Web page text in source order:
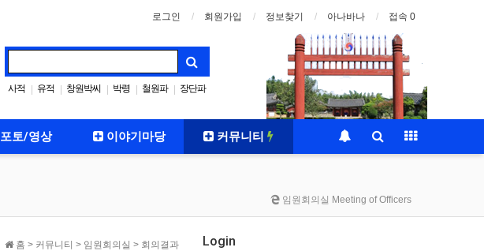
로그인 회원가입 정보찾기 아나바나 접속 0
사적 | 유적 | 창원박씨 | 박령 | 철원파 | 장단파
포토/영상 이야기마당 커뮤니티
임원회의실 Meeting of Officers
홈 > 커뮤니티 > 임원회의실 > 회의결과 Login